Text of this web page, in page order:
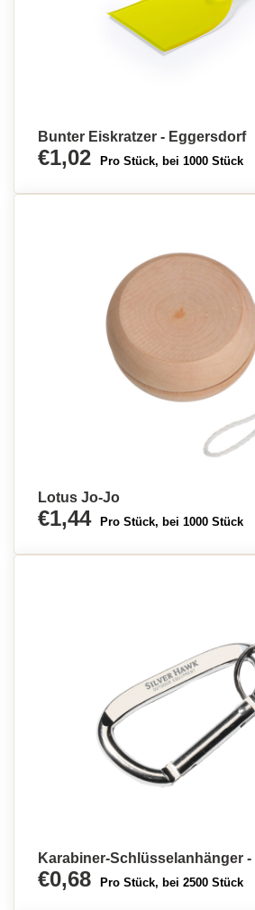
Bunter Eiskratzer - Eggersdorf
€1,02 Pro Stück, bei 1000 Stück
Lotus Jo-Jo
€1,44 Pro Stück, bei 1000 Stück
Karabiner-Schlüsselanhänger
€0,68 Pro Stück, bei 2500 Stück